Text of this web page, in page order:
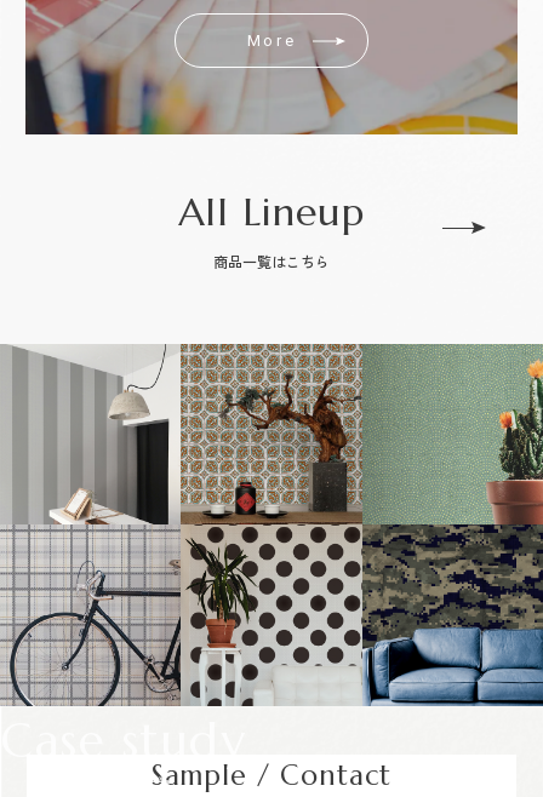
More
All Lineup
商品一覧はこちら
Sample / Contact